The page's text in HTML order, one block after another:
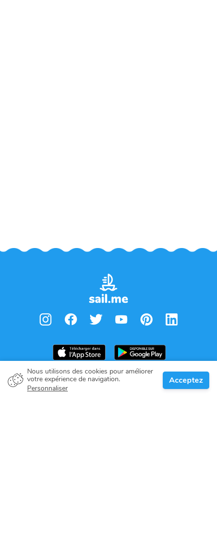
Nous utilisons des cookies pour améliorer
votre expérience de navigation.
Personnaliser
Acceptez